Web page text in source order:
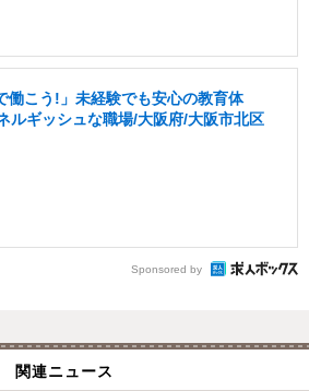
働こう!」未経験でも安心の教育体
ルギッシュな職場/大阪府/大阪市北区
Sponsored by
関連ニュース